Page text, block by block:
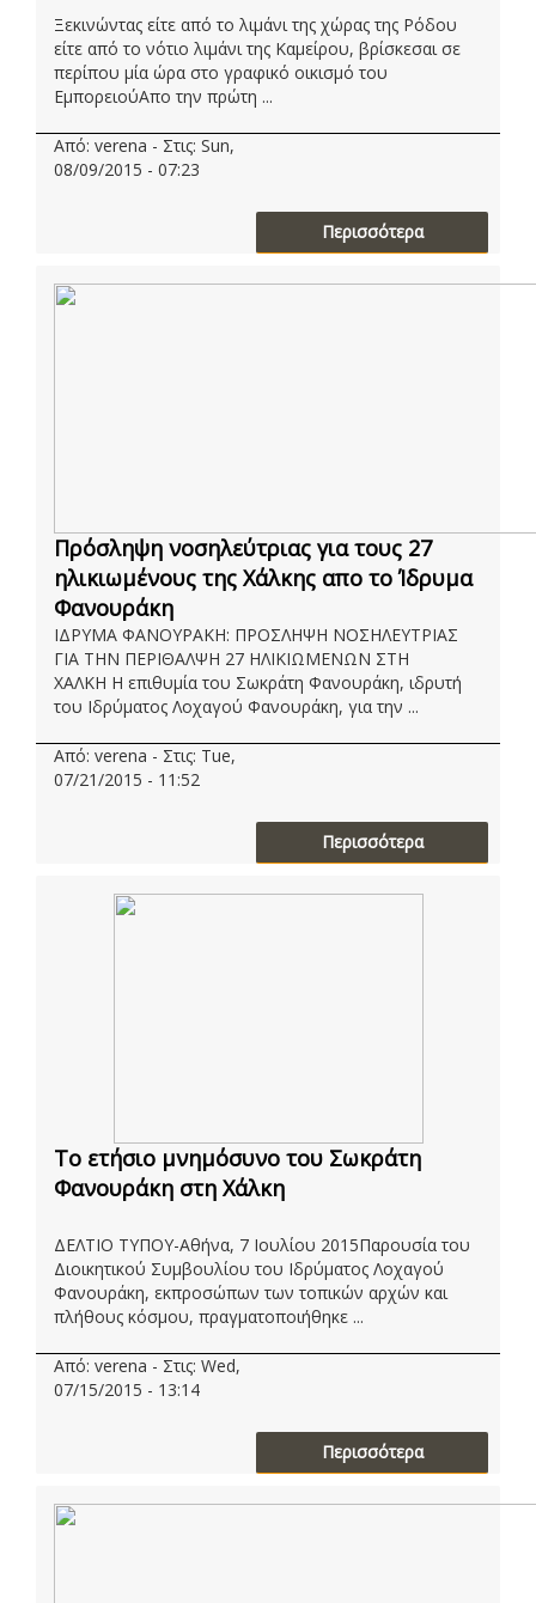
Ξεκινώντας είτε από το λιμάνι της χώρας της Ρόδου
είτε από το νότιο λιμάνι της Καμείρου, βρίσκεσαι σε
περίπου μία ώρα στο γραφικό οικισμό του
ΕμπορειούΑπο την πρώτη ...
Από: verena - Στις: Sun,
08/09/2015 - 07:23
Περισσότερα
Πρόσληψη νοσηλεύτριας για τους 27
ηλικιωμένους της Χάλκης απο το Ίδρυμα
Φανουράκη
ΙΔΡΥΜΑ ΦΑΝΟΥΡΑΚΗ: ΠΡΟΣΛΗΨΗ ΝΟΣΗΛΕΥΤΡΙΑΣ
ΓΙΑ ΤΗΝ ΠΕΡΙΘΑΛΨΗ 27 ΗΛΙΚΙΩΜΕΝΩΝ ΣΤΗ
ΧΑΛΚΗ Η επιθυμία του Σωκράτη Φανουράκη, ιδρυτή
του Ιδρύματος Λοχαγού Φανουράκη, για την ...
Από: verena - Στις: Tue,
07/21/2015 - 11:52
Περισσότερα
Το ετήσιο μνημόσυνο του Σωκράτη
Φανουράκη στη Χάλκη
ΔΕΛΤΙΟ ΤΥΠΟΥ-Αθήνα, 7 Ιουλίου 2015Παρουσία του
Διοικητικού Συμβουλίου του Ιδρύματος Λοχαγού
Φανουράκη, εκπροσώπων των τοπικών αρχών και
πλήθους κόσμου, πραγματοποιήθηκε ...
Από: verena - Στις: Wed,
07/15/2015 - 13:14
Περισσότερα